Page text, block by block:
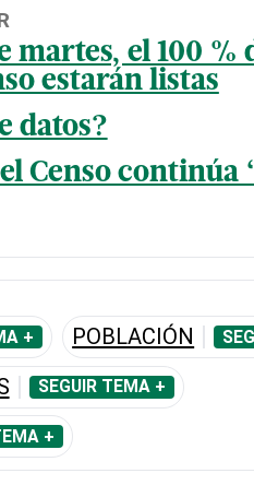
martes, el 100 %
estarán listas
datos?
Censo continúa
+ POBLACIÓN
SEGUIR TEMA +
+